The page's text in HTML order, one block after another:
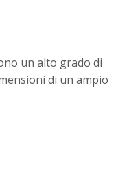
un alto grado di
di un ampio